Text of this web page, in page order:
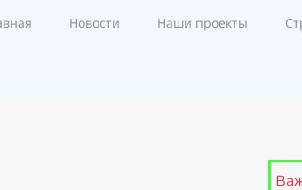
Новости Наши проекты